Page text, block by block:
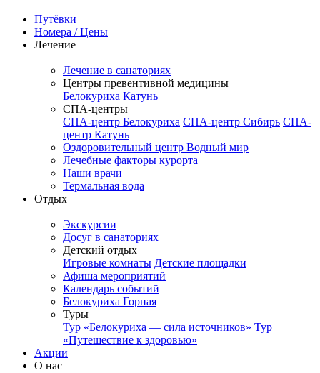
Путёвки
Номера / Цены
Лечение
Лечение в санаториях
Центры превентивной медицины
Белокуриха Катунь
СПА-центры
СПА-центр Белокуриха СПА-центр Сибирь СПА-
центр Катунь
Оздоровительный центр Водный мир
Лечебные факторы курорта
Наши врачи
Термальная вода
Отдых
Экскурсии
Досуг в санаториях
Детский отдых
Игровые комнаты Детские площадки
Афиша мероприятий
Календарь событий
Белокуриха Горная
Туры
Тур «Белокуриха — сила источников» Тур
«Путешествие к здоровью»
Акции
О нас